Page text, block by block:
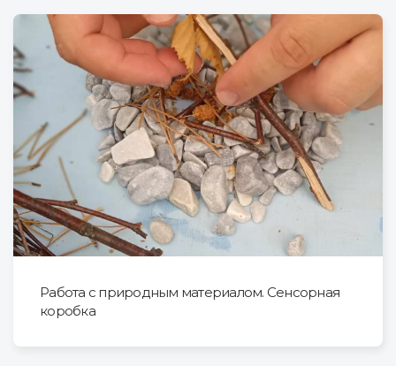
Работа с природным материалом. Сенсорная
коробка